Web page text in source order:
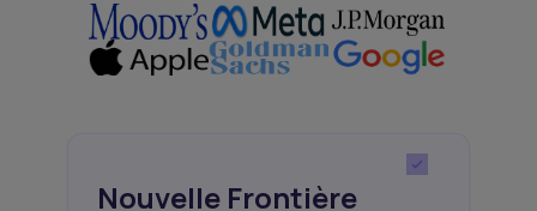
Nouvelle Frontière